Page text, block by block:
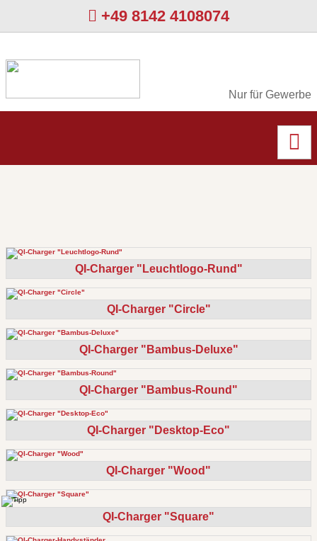
+49 8142 4108074
Nur für Gewerbe
QI-Charger "Leuchtlogo-Rund"
QI-Charger "Circle"
QI-Charger "Bambus-Deluxe"
QI-Charger "Bambus-Round"
QI-Charger "Desktop-Eco"
QI-Charger "Wood"
QI-Charger "Square"